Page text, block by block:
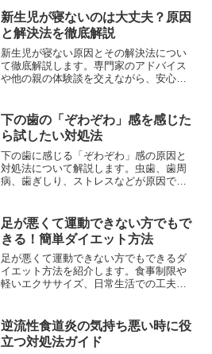
新生児が寝ないのは大丈夫？原因
と解決法を徹底解説
新生児が寝ない原因とその解決法につい
て徹底解説します。専門家のアドバイス
や他の親の体験談を交えながら、安心し
下の歯の「ぞわぞわ」感を感じた
ら試したい対処法
下の歯に感じる「ぞわぞわ」感の原因と
対処法について解説します。虫歯、歯周
病、歯ぎしり、ストレスなどが原因で発
足が悪くて運動できない方でもで
きる！簡単ダイエット方法
足が悪くて運動できない方でもできるダ
イエット方法を紹介します。食事制限や
軽いエクササイズ、日常生活での工夫を
逆流性食道炎の気持ち悪い時に役
立つ対処法ガイド